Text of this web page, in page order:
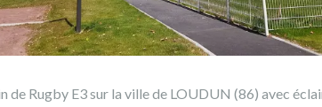
de Rugby E3 sur la ville de LOUDUN (86) avec